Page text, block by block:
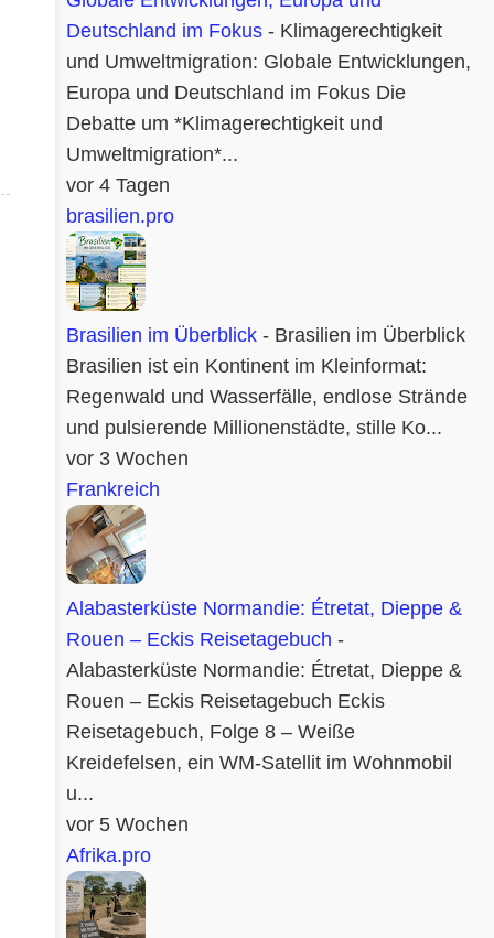
britischer oder irischer Einwanderer im 19.
Jahrhundert. Eine Theorie: Ein Mann namens
Jimmy McCurry (ja, ernsthaft) soll bei der
argentinischen Unabhängigkeitsbewegung
mitgemischt haben – und seine Würzsauce
gleich mitgebracht. Ob das stimmt? Wer weiß.
Klingt jedenfalls gut genug für einen Grillabend.
Andere sagen, der Name sei ein argentinisches
Kauderwelsch aus Englisch, Baskisch und
Spanisch – „che mi curry“ oder „give me the
curry“. Vielleicht. Sicher ...
Deutschland im Fokus - Klimagerechtigkeit
und Umweltmigration: Globale Entwicklungen,
Europa und Deutschland im Fokus Die
Debatte um *Klimagerechtigkeit und
Umweltmigration*...
vor 4 Tagen
brasilien.pro
Brasilien im Überblick - Brasilien im Überblick
Brasilien ist ein Kontinent im Kleinformat:
Regenwald und Wasserfälle, endlose Strände
und pulsierende Millionenstädte, stille Ko...
vor 3 Wochen
Frankreich
Alabasterküste Normandie: Étretat, Dieppe &
Rouen – Eckis Reisetagebuch -
Alabasterküste Normandie: Étretat, Dieppe &
Rouen – Eckis Reisetagebuch Eckis
Reisetagebuch, Folge 8 – Weiße
Kreidefelsen, ein WM-Satellit im Wohnmobil
u...
vor 5 Wochen
Afrika.pro